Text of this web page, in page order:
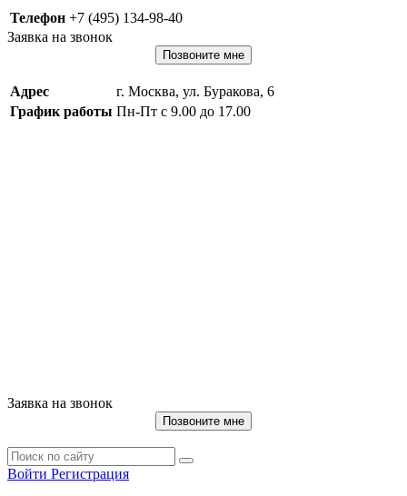
Телефон +7 (495) 134-98-40
Заявка на звонок
Позвоните мне
Адрес
г. Москва, ул. Буракова, 6
График работы Пн-Пт с 9.00 до 17.00
Заявка на звонок
Позвоните мне
Войти Регистрация